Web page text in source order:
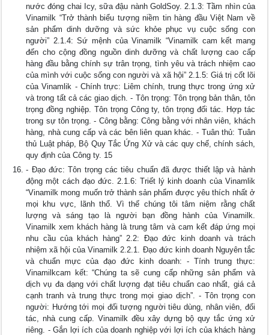
nước đóng chai Icy, sữa đậu nành GoldSoy. 2.1.3: Tầm nhìn của
Vinamilk “Trở thành biểu tượng niềm tin hàng đầu Việt Nam về
sản phẩm dinh dưỡng và sức khỏe phục vụ cuộc sống con
người” 2.1.4: Sứ mệnh của Vinamilk “Vinamilk cam kết mang
đến cho cộng đồng nguồn dinh dưỡng và chất lượng cao cấp
hàng đầu bằng chính sự trân trọng, tình yêu và trách nhiệm cao
của mình với cuộc sống con người và xã hội” 2.1.5: Giá trị cốt lõi
của Vinamlik - Chính trực: Liêm chính, trung thực trong ứng xử
và trong tất cả các giao dịch. - Tôn trọng: Tôn trọng bản thân, tôn
trọng đồng nghiệp. Tôn trọng Công ty, tôn trọng đối tác. Hợp tác
trong sự tôn trọng. - Công bằng: Công bằng với nhân viên, khách
hàng, nhà cung cấp và các bên liên quan khác. - Tuân thủ: Tuân
thủ Luật pháp, Bộ Quy Tắc Ứng Xử và các quy chế, chính sách,
quy định của Công ty. 15
- Đạo đức: Tôn trọng các tiêu chuẩn đã được thiết lập và hành
động một cách đạo đức. 2.1.6: Triết lý kinh doanh của Vinamlik
“Vinamilk mong muốn trở thành sản phẩm được yêu thích nhất ở
mọi khu vực, lãnh thổ. Vì thế chúng tôi tâm niệm rằng chất
lượng và sáng tạo là người bạn đồng hành của Vinamilk.
Vinamilk xem khách hàng là trung tâm và cam kết đáp ứng mọi
nhu cầu của khách hàng” 2.2: Đạo đức kinh doanh và trách
nhiệm xã hội của Vinamilk 2.2.1. Đạo đức kinh doanh Nguyên tắc
và chuẩn mực của đạo đức kinh doanh: - Tính trung thực:
Vinamilkcam kết: “Chúng ta sẽ cung cấp những sản phẩm và
dịch vụ đa dạng với chất lượng đạt tiêu chuẩn cao nhất, giá cả
cạnh tranh và trung thực trong mọi giao dịch”. - Tôn trọng con
người: Hướng tới mọi đối tượng người tiêu dùng, nhân viên, đối
tác, nhà cung cấp. Vinamilk đều xây dựng bộ quy tắc ứng xử
riêng. - Gắn lợi ích của doanh nghiệp với lợi ích của khách hàng